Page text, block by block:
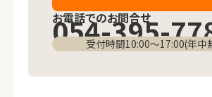
お電話でのお問合せ
054-395-
受付時間10:00〜17:00(年中